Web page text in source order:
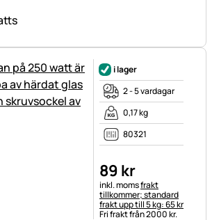
i lager
2 - 5 vardagar
0,17 kg
80321
89 kr
Skatteinformation:
inkl. momsfrakt
tillkommer; standard
frakt upp till 5 kg: 65 kr
Fri frakt från 2000 kr.